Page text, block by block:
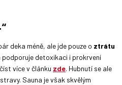
deka méně, ale jde pouze o ztrátu
podporuje detoxikaci i prokrvení
více v článku zde. Hubnutí se ale
Sauna je však skvělým